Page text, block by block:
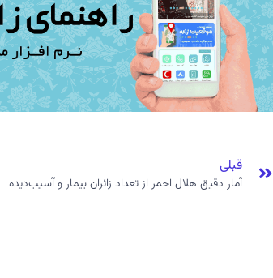
قبلی
آمار دقیق هلال احمر از تعداد زائران بیمار و آسیب‌دیده